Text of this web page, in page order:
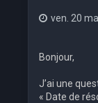
ven. 20
Bonjour,
J’ai une
« Date de